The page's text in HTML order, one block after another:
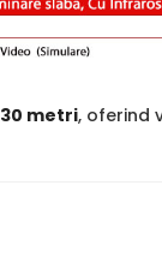
30 metri, oferind